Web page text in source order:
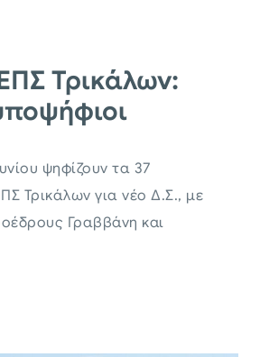
Τρικάλων:
ψηφίζουν τα 37
Τρικάλων για νέο Δ.Σ., με
Γραββάνη και